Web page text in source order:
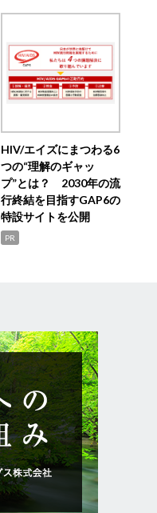
HIV/エイズにまつわる6
つの“理解のギャッ
プ”とは？ 2030年の流
行終結を目指すGAP6の
特設サイトを公開
PR